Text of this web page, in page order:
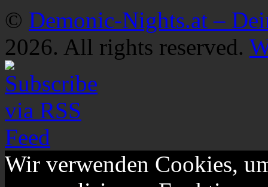
© Demonic-Nights.at –
2026. All rights reserved.
Wir verwenden Cookies,